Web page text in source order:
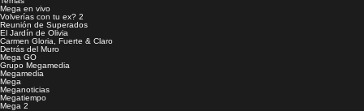
Mega en vivo
Volverías con tu ex? 2
Reunión de Superados
El Jardín de Olivia
Carmen Gloria, Fuerte & Claro
Detrás del Muro
Mega GO
Grupo Megamedia
Megamedia
Mega
Meganoticias
Megatiempo
Mega 2